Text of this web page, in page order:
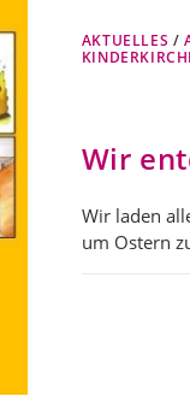
AKTUELLES /
Wir
Wir laden
um Ostern